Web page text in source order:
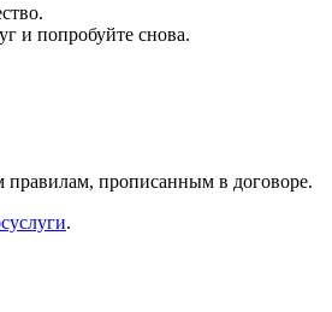
и попробуйте снова.
прописанным в договоре.
.